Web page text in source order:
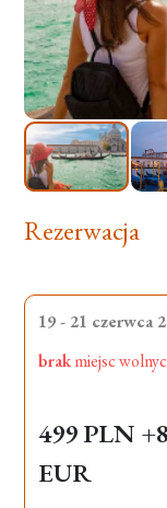
Rezerwacja
19 - 21 czerwca
brakmiejsc
499 PLN
EUR